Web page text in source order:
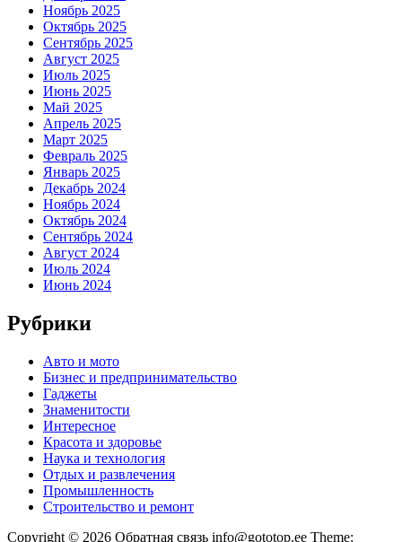
Ноябрь 2025
Октябрь 2025
Сентябрь 2025
Август 2025
Июль 2025
Июнь 2025
Май 2025
Апрель 2025
Март 2025
Февраль 2025
Январь 2025
Декабрь 2024
Ноябрь 2024
Октябрь 2024
Сентябрь 2024
Август 2024
Июль 2024
Июнь 2024
Рубрики
Авто и мото
Бизнес и предпринимательство
Гаджеты
Знаменитости
Интересное
Красота и здоровье
Наука и технология
Отдых и развлечения
Промышленность
Строительство и ремонт
Copyright © 2026 Обратная связь info@gototop.ee Theme: